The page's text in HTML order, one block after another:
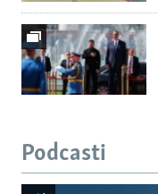
Podcasti